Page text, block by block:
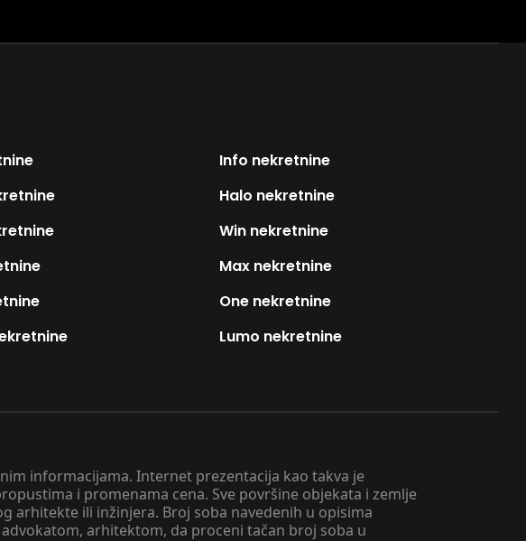
informacijama. Internet prezentacija kao takva je
i promenama cena. Sve površine objekata i zemlje
arhitekte ili inžinjera. Broj soba navedenih u opisima
arhitektom, da proceni tačan broj soba u
Info nekretnine
Halo nekretnine
Win nekretnine
Max nekretnine
One nekretnine
Lumo nekretnine